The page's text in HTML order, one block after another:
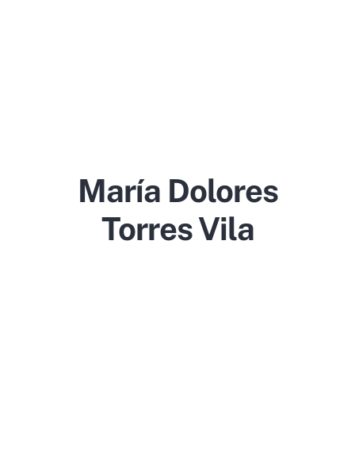
María Dolores
Torres Vila